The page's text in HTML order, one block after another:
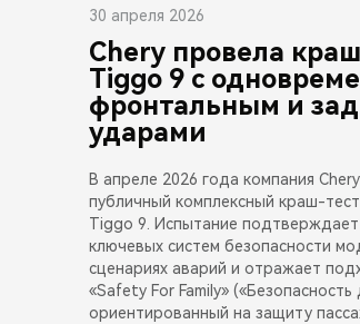
30 апреля 2026
Chery провела
Tiggo 9 с
фронтальным и
ударами
В апреле 2026 года компания
публичный комплексный краш-
Tiggo 9. Испытание
ключевых систем безопасности
сценариях аварий и отражает
«Safety For Family» («Безопасность
ориентированный на защиту